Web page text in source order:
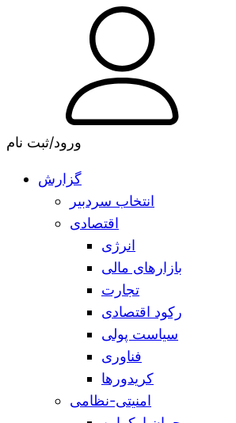
ورود/ثبت نام
گزارش
انتخاب سردبیر
اقتصادی
انرژی
بازارهای مالی
تجارت
رکود اقتصادی
سیاست پولی
فناوری
کریدورها
امنیتی-نظامی